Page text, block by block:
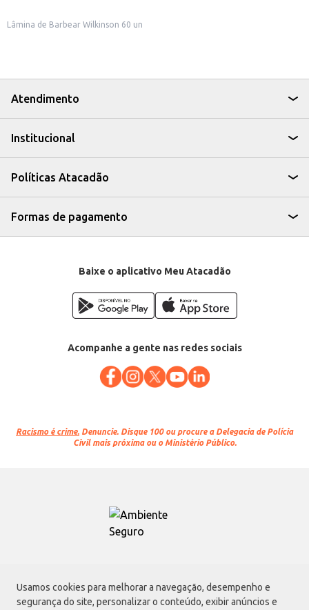
Usamos cookies para melhorar a navegação, desempenho e
segurança do site, personalizar o conteúdo, exibir anúncios e
Lâmina de Barbear Wilkinson 60 un
Atendimento
Institucional
Políticas Atacadão
Formas de pagamento
Baixe o aplicativo Meu Atacadão
Acompanhe a gente nas redes sociais
Racismo é crime. Denuncie. Disque 100 ou procure a Delegacia de Polícia
Civil mais próxima ou o Ministério Público.
Atacadão S.A.
Avenida Morvan Dias de Figueiredo, 6169, Vila Maria, São Paulo - SP | CEP
02170-901 | CNPJ: 75.315.333/0001-09